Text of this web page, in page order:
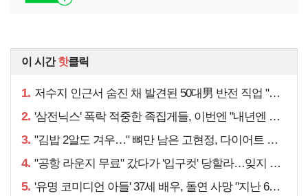
이 시간핫클릭
1. 저수지 인근서 숨진 채 발견된 50대男 반전 직업 "얼마 전…"
2. '삼전닉스' 폭락 적중한 족집게들, 이번엔 "내년엔 더욱…"
3. "김밥 2알도 겨우…" 뼈만 남은 고현정, 다이어트 아니라
4. "공항 라운지 무료" 갔다가 '입구컷' 당할라…잊지 말아야 할 것
5. '유명 코미디언 아들' 37세 배우, 돌연 사망 "지난 6월에도…"